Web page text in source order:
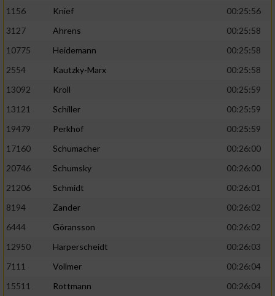
1156
Knief
00:25:56
3127
Ahrens
00:25:58
10775
Heidemann
00:25:58
2554
Kautzky-Marx
00:25:58
13092
Kroll
00:25:59
13121
Schiller
00:25:59
19479
Perkhof
00:25:59
17160
Schumacher
00:26:00
20746
Schumsky
00:26:00
21206
Schmidt
00:26:01
8194
Zander
00:26:02
6444
Göransson
00:26:02
12950
Harperscheidt
00:26:03
7111
Vollmer
00:26:04
15511
Rottmann
00:26:04
Analyse von Zielgruppen durch Statistiken
verschiedenen Quellen
Verwendung reduzierter Daten zur Auswahl
IAB-Besonderheiten:
Verwendung genauer Standortdaten
Informationen identifizieren